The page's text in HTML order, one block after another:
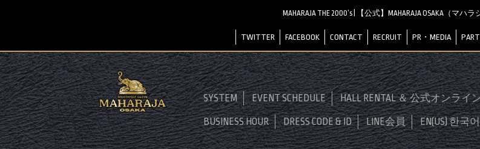
MAHARAJA THE 2000’s | 【公式】MAHARAJA OSAKA（マハ
TWITTER FACEBOOK CONTACT RECRUIT PR・MEDIA
SYSTEM EVENT SCHEDULE HALL RENTAL ＆ 公式オンライ
BUSINESS HOUR DRESS CODE & ID LINE会員 EN(US) 한국